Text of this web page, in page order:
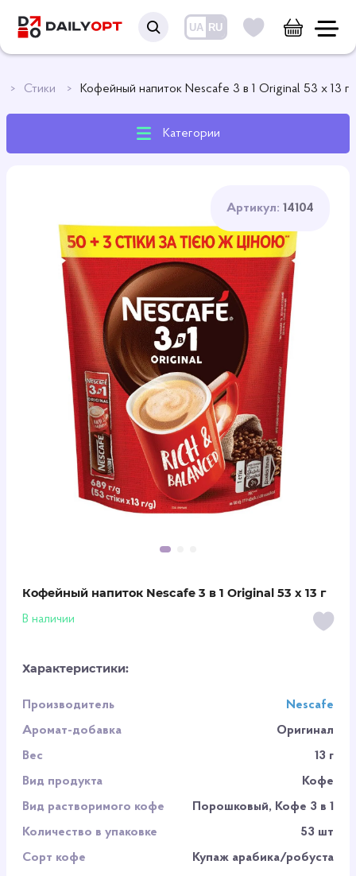
UA RU
Стики Кофейный напиток Nescafe 3 в 1 Original 53 х 13 г
Категории
Артикул: 14104
Кофейный напиток Nescafe 3 в 1 Original 53 х 13 г
В наличии
Характеристики:
Производитель
Nescafe
Аромат-добавка
Оригинал
Вес
13 г
Вид продукта
Кофе
Вид растворимого кофе
Порошковый, Кофе 3 в 1
Количество в упаковке
53 шт
Сорт кофе
Купаж арабика/робуста